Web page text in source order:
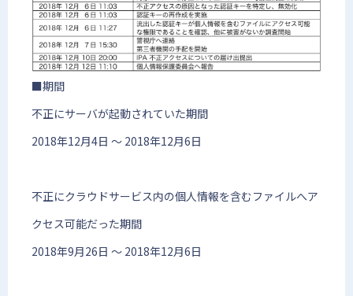
■期間
不正にサーバが起動されていた期間
2018年12月4日 〜 2018年12月6日
不正にクラウドサービス内の個人情報を含むファイルへア
クセス可能だった期間
2018年9月26日 〜 2018年12月6日